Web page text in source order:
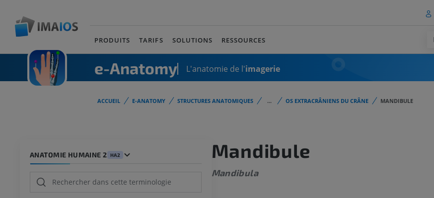
PRODUITS TARIFS SOLUTIONS RESSOURCES
e-Anatomy L'anatomie de l'imagerie
ACCUEIL E-ANATOMY STRUCTURES ANATOMIQUES ... OS EXTRACRÂNIENS DU CRÂNE MANDIBULE
ANATOMIE HUMAINE 2 HA2 Mandibule
Mandibula